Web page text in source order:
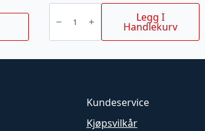
TRYGG
Krok
traktor
(
Legg I
Handlekurv
Kundeservice
Kjøpsvilkår